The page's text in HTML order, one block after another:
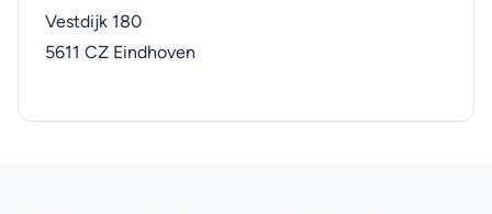
Vestdijk 180
5611 CZ Eindhoven